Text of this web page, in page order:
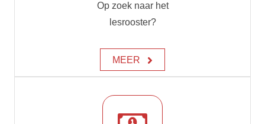
Op zoek naar het
lesrooster?
MEER